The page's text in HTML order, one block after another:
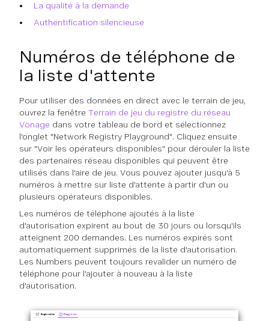
La qualité à la demande
Authentification silencieuse
Numéros de téléphone de
la liste d'attente
Pour utiliser des données en direct avec le terrain de jeu,
ouvrez la fenêtre Terrain de jeu du registre du réseau
Vonage dans votre tableau de bord et sélectionnez
l'onglet "Network Registry Playground". Cliquez ensuite
sur "Voir les opérateurs disponibles" pour dérouler la liste
des partenaires réseau disponibles qui peuvent être
utilisés dans l'aire de jeu. Vous pouvez ajouter jusqu'à 5
numéros à mettre sur liste d'attente à partir d'un ou
plusieurs opérateurs disponibles.
Les numéros de téléphone ajoutés à la liste
d'autorisation expirent au bout de 30 jours ou lorsqu'ils
atteignent 200 demandes. Les numéros expirés sont
automatiquement supprimés de la liste d'autorisation.
Les Numbers peuvent toujours revalider un numéro de
téléphone pour l'ajouter à nouveau à la liste
d'autorisation.